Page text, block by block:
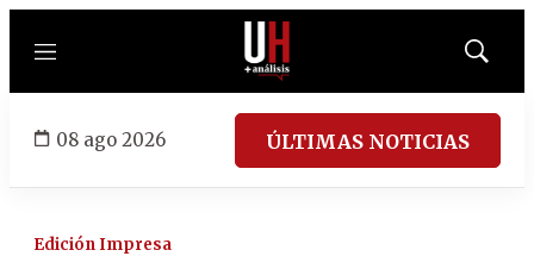
Menú
Mostrar
08 ago 2026 ÚLTIMAS NOTICIAS
Edición Impresa